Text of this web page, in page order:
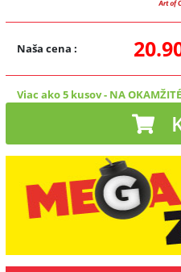
Naša cena :
Viac ako 5 kusov- NA